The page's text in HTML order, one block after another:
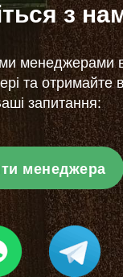
з
менеджерами
та отримайте
запитання:
менеджера